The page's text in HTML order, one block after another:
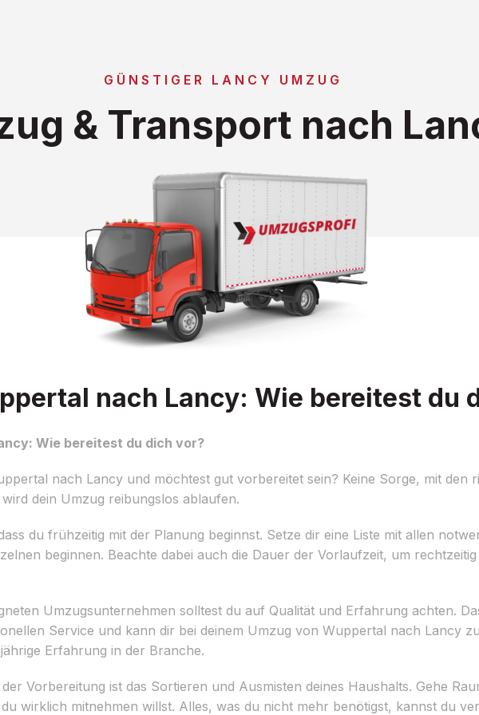
GÜNSTIGER LANCY UMZUG
& Transport nach
nach Lancy: Wie bereitest du
Wie bereitest du dich vor?
nach Lancy und möchtest gut vorbereitet sein? Keine Sorge, mit den
wird dein Umzug reibungslos ablaufen.
du frühzeitig mit der Planung beginnst. Setze dir eine Liste mit allen
beginnen. Beachte dabei auch die Dauer der Vorlaufzeit, um
Umzugsunternehmen solltest du auf Qualität und Erfahrung achten.
Service und kann dir bei deinem Umzug von Wuppertal nach Lancy
Erfahrung in der Branche.
Vorbereitung ist das Sortieren und Ausmisten deines Haushalts. Gehe
wirklich mitnehmen willst. Alles, was du nicht mehr benötigst, kannst du